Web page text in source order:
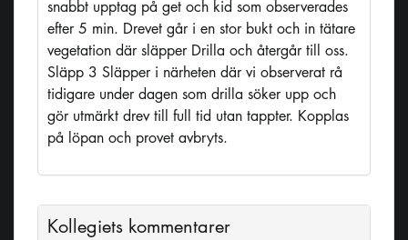
snabbt upptag på get och kid som observerades
efter 5 min. Drevet går i en stor bukt och in tätare
vegetation där släpper Drilla och återgår till oss.
Släpp 3 Släpper i närheten där vi observerat rå
tidigare under dagen som drilla söker upp och
gör utmärkt drev till full tid utan tappter. Kopplas
på löpan och provet avbryts.
Kollegiets kommentarer